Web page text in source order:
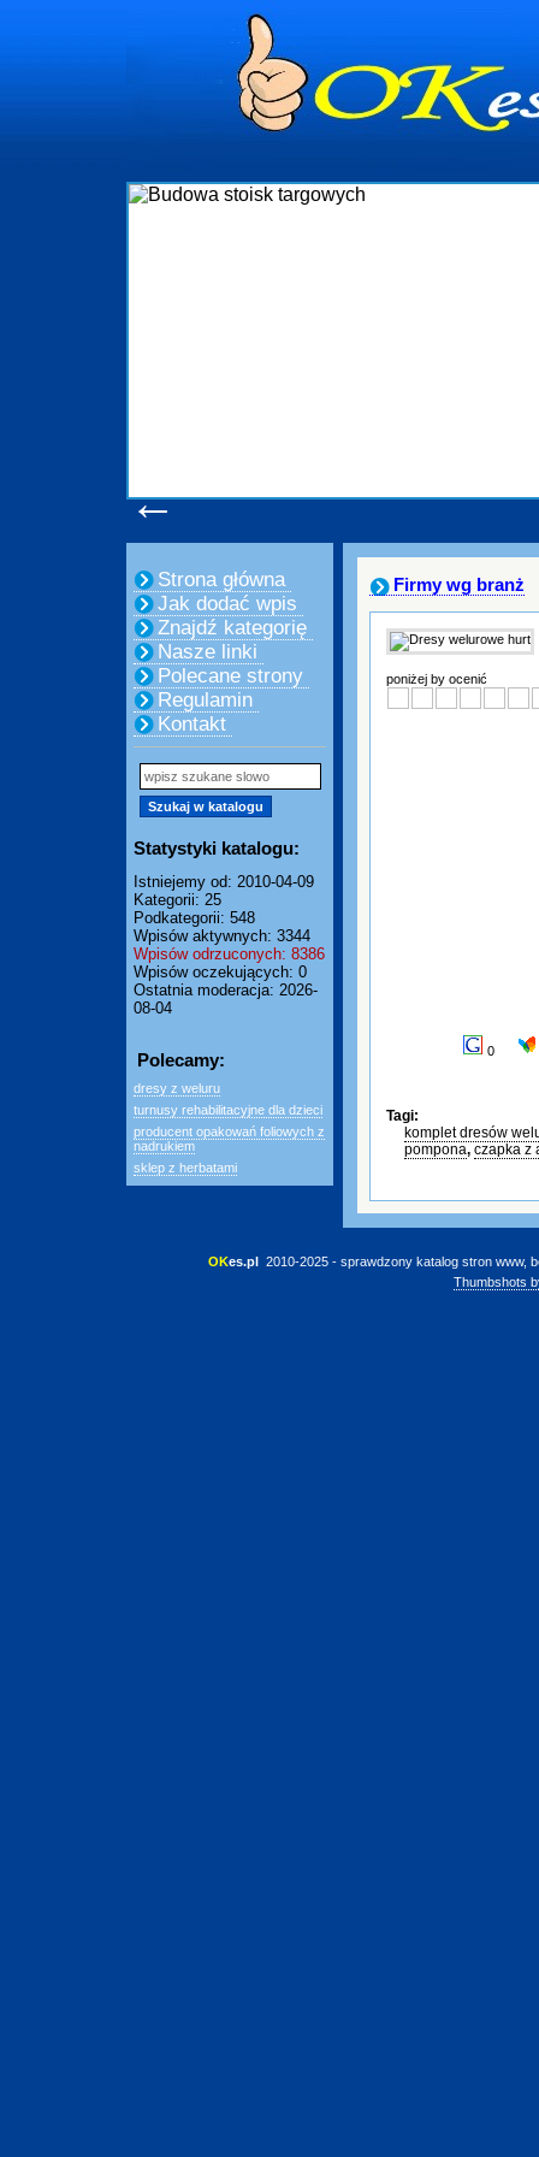
←
Strona główna
Jak dodać wpis
Znajdź kategorię
Nasze linki
Polecane strony
Regulamin
Kontakt
Statystyki katalogu:
Istniejemy od: 2010-04-09
Kategorii: 25
Podkategorii: 548
Wpisów aktywnych: 3344
Wpisów odrzuconych: 8386
Wpisów oczekujących: 0
Ostatnia moderacja: 2026-
08-04
Polecamy:
dresy z weluru
turnusy rehabilitacyjne dla dzieci
producent opakowań foliowych z
nadrukiem
sklep z herbatami
Firmy wg branż
poniżej by ocenić
0
Tagi:
komplet dresów
pompona, czapka z
OKes.pl 2010-2025 - sprawdzony katalog stron www,
Thumbshots